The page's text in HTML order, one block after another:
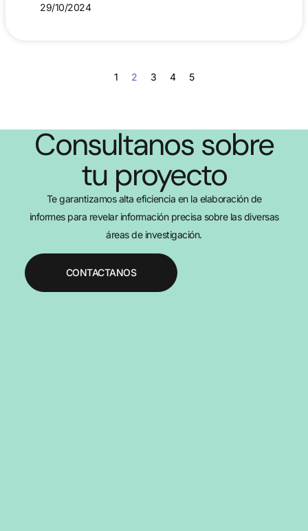
29/10/2024
1 2 3 4 5
Consultanos sobre
tu proyecto
Te garantizamos alta eficiencia en la elaboración de
informes para revelar información precisa sobre las diversas
áreas de investigación.
CONTACTANOS